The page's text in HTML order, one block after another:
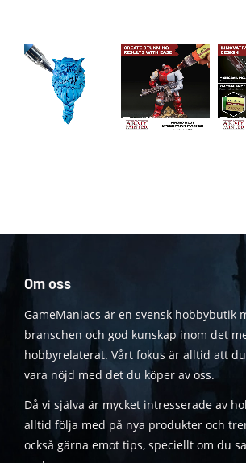
Om oss
GameManiacs är en svensk hobbybutik
branschen och god kunskap inom det
hobbyrelaterat. Vårt fokus är alltid att
vara nöjd med det du köper av oss.
Då vi själva är mycket intresserade av
alltid följa med på nya produkter och
också gärna emot tips, speciellt om du